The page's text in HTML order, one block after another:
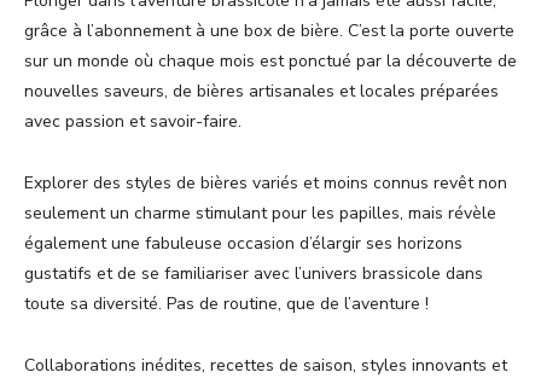
grâce à l’abonnement à une box de bière. C’est la porte ouverte
sur un monde où chaque mois est ponctué par la découverte de
nouvelles saveurs, de bières artisanales et locales préparées
avec passion et savoir-faire.
Explorer des styles de bières variés et moins connus revêt non
seulement un charme stimulant pour les papilles, mais révèle
également une fabuleuse occasion d’élargir ses horizons
gustatifs et de se familiariser avec l’univers brassicole dans
toute sa diversité. Pas de routine, que de l’aventure !
Collaborations inédites, recettes de saison, styles innovants et